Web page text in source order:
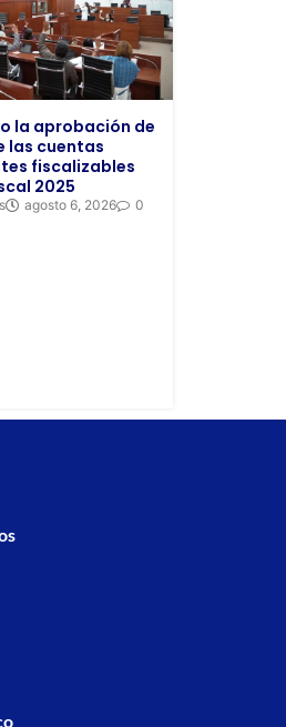
la aprobación de
las cuentas
fiscalizables
2025
agosto 6, 2026 0